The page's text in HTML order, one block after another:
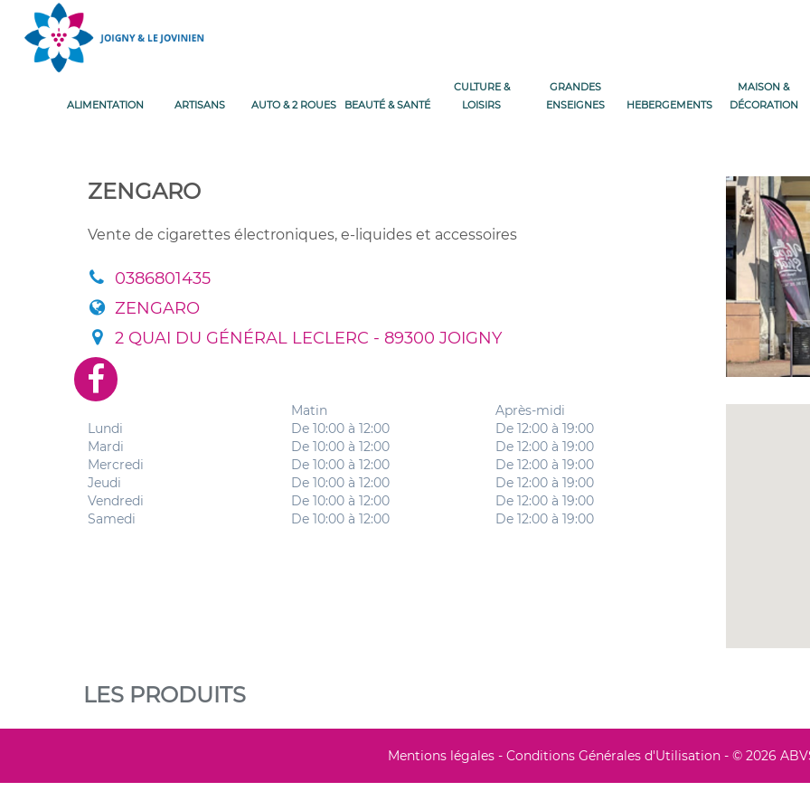
ALIMENTATION ARTISANS AUTO & 2 ROUES BEAUTÉ & SANTÉ
CULTURE &
LOISIRS
GRANDES
ENSEIGNES
HEBERGEMENTS
MAISON &
DÉCORATION
ZENGARO
Vente de cigarettes électroniques, e-liquides et accessoires
0386801435
ZENGARO
2 QUAI DU GÉNÉRAL LECLERC - 89300 JOIGNY
Matin
Après-midi
Lundi
De 10:00 à 12:00
De 12:00 à 19:00
Mardi
De 10:00 à 12:00
De 12:00 à 19:00
Mercredi
De 10:00 à 12:00
De 12:00 à 19:00
Jeudi
De 10:00 à 12:00
De 12:00 à 19:00
Vendredi
De 10:00 à 12:00
De 12:00 à 19:00
Samedi
De 10:00 à 12:00 De 12:00 à 19:00
LES PRODUITS
Mentions légales- Conditions Générales d'Utilisation- © 2026